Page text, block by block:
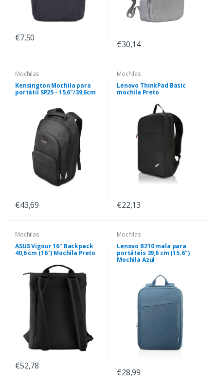
€7,50
€30,14
Mochilas
Kensington Mochila para
portátil SP25 - 15,6"/39,6cm
€43,69
Mochilas
Lenovo ThinkPad Basic
mochila Preto
€22,13
Mochilas
ASUS Vigour 16" Backpack
40,6 cm (16") Mochila Preto
€52,78
Mochilas
Lenovo B210 mala para
portáteis 39,6 cm (15.6")
Mochila Azul
€28,99